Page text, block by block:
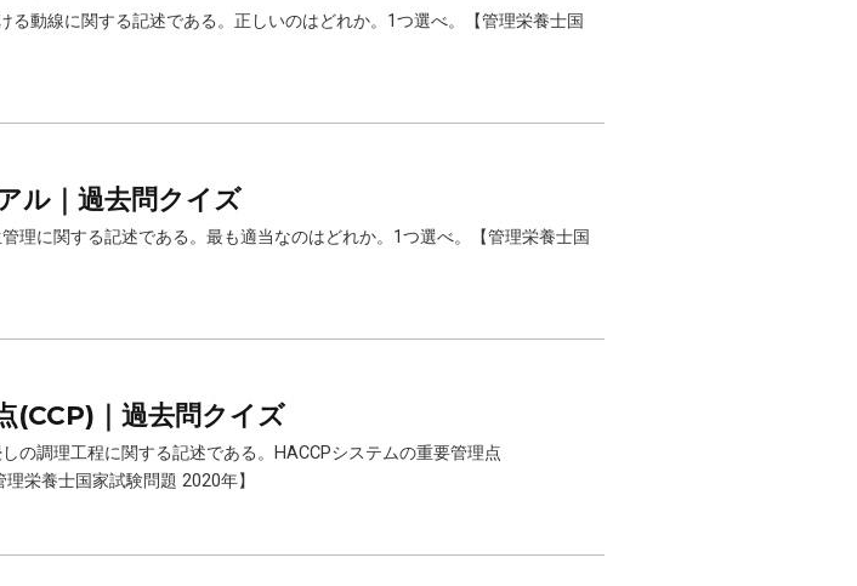
動線に関する記述である。正しいのはどれか。1つ選べ。【管理栄養士国
ル｜過去問クイズ
理に関する記述である。最も適当なのはどれか。1つ選べ。【管理栄養士国
(CCP)｜過去問クイズ
の調理工程に関する記述である。HACCPシステムの重要管理点
栄養士国家試験問題 2020年】